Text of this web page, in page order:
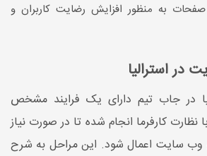
به منظور افزایش رضایت کاربران و
در استرالیا
در جاب تیم دارای یک فرایند مشخص
کارفرما انجام شده تا در صورت نیاز
وب سایت اعمال شود. این مراحل به شرح